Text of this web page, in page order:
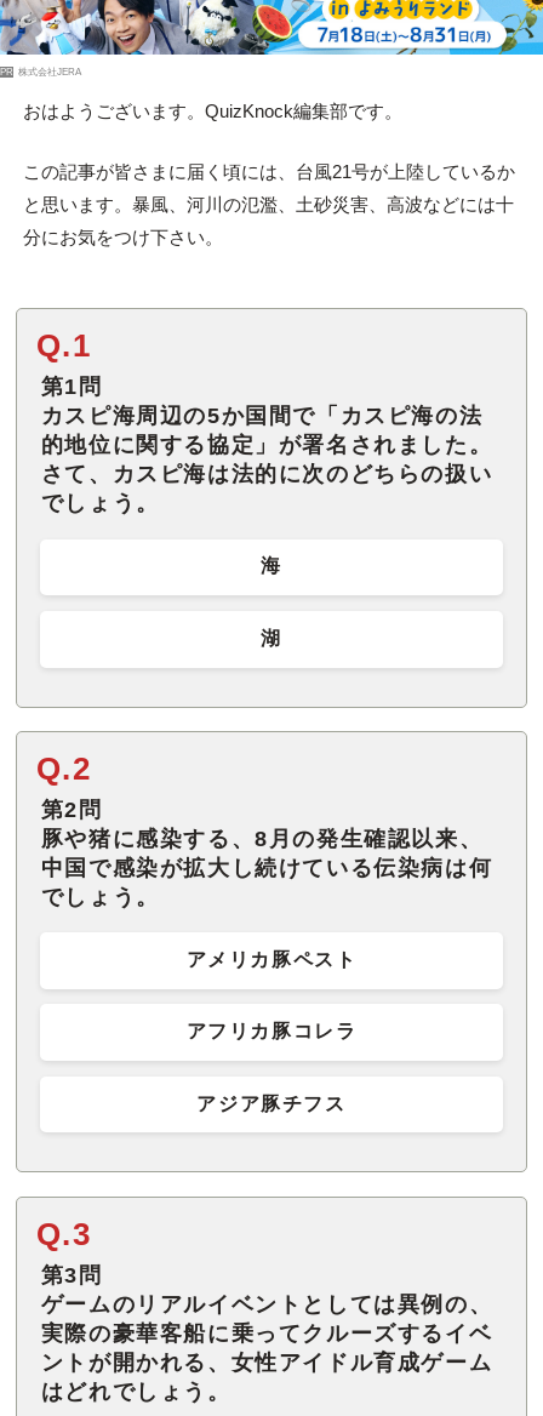
PR 株式会社JERA
おはようございます。QuizKnock編集部です。
この記事が皆さまに届く頃には、台風21号が上陸しているか
と思います。暴風、河川の氾濫、土砂災害、高波などには十
分にお気をつけ下さい。
Q.1
第1問
カスピ海周辺の5か国間で「カスピ海の法
的地位に関する協定」が署名されました。
さて、カスピ海は法的に次のどちらの扱い
でしょう。
海
湖
Q.2
第2問
豚や猪に感染する、8月の発生確認以来、
中国で感染が拡大し続けている伝染病は何
でしょう。
アメリカ豚ペスト
アフリカ豚コレラ
アジア豚チフス
Q.3
第3問
ゲームのリアルイベントとしては異例の、
実際の豪華客船に乗ってクルーズするイベ
ントが開かれる、女性アイドル育成ゲーム
はどれでしょう。